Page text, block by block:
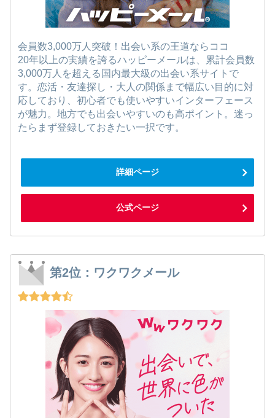
会員数3,000万人突破！出会い系の王道ならココ
20年以上の実績を誇るハッピーメールは、累計会員数
3,000万人を超える国内最大級の出会い系サイトで
す。恋活・友達探し・大人の関係まで幅広い目的に対
応しており、初心者でも使いやすいインターフェース
が魅力。地方でも出会いやすいのも高ポイント。迷っ
たらまず登録しておきたい一択です。
詳細ページ
公式ページ
第2位：ワクワクメール